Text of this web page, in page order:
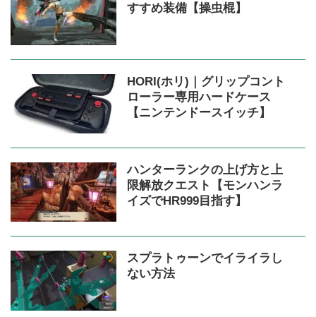
すすめ装備【操虫棍】
HORI(ホリ)｜グリップコント
ローラー専用ハードケース
【ニンテンドースイッチ】
ハンターランクの上げ方と上
限解放クエスト【モンハンラ
イズでHR999目指す】
スプラトゥーンでイライラし
ない方法